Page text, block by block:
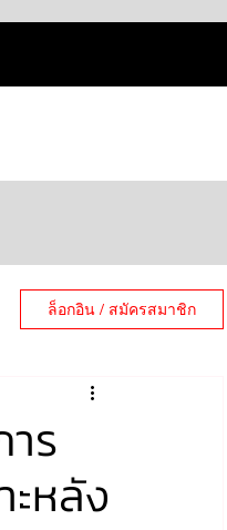
ล็อกอิน / สมัครสมาชิก
ร
หลัง